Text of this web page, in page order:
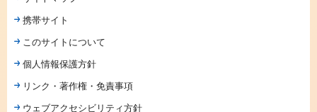
携帯サイト
このサイトについて
個人情報保護方針
リンク・著作権・免責事項
ウェブアクセシビリティ方針